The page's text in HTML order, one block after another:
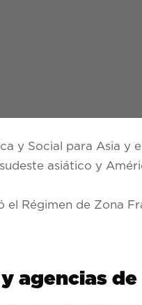
y Social para Asia y
asiático y
el Régimen de Zona
agencias